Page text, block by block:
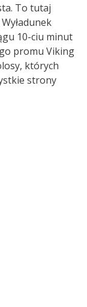
To tutaj
10-ciu minut
promu Viking
których
strony